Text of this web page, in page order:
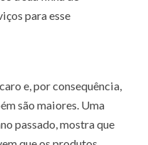
para esse
e, por consequência,
são maiores. Uma
passado, mostra que